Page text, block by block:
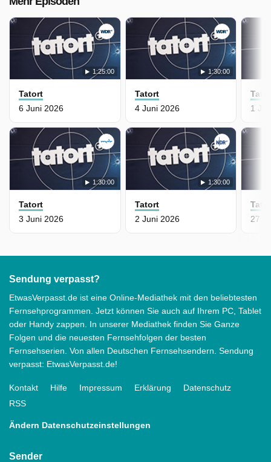
1:25:00
Tatort
6 Juni 2026
1:30:00
Tatort
4 Juni 2026
1:30:00
Tatort
3 Juni 2026
1:30:00
Tatort
2 Juni 2026
1
27
Sendung verpasst?
EtwasVerpasst.de ist eine Online-Mediathek mit den beliebtesten
Fernsehprogrammen. Jetzt können Sie auch auf Ihrem PC, Tablet
oder Handy zappen. In unserer Mediathek finden Sie Ganze
Folgen und die neuesten Fernsehfolgen der besten
Fernsehserien. Von allen Deutschen Fernsehsendern. Sendung
verpasst: EtwasVerpasst.de!
Kontakt Hilfe Impressum Erklärung
Datenschutz
RSS
Ändern Datenschutzeinstellungen
Sender